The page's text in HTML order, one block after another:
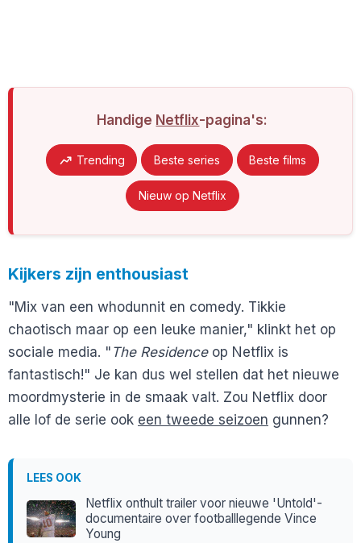
Handige Netflix-pagina's:
Trending Beste series Beste films
Nieuw op Netflix
Kijkers zijn enthousiast
"Mix van een whodunnit en comedy. Tikkie
chaotisch maar op een leuke manier," klinkt het op
sociale media. " The Residenceop Netflix is
fantastisch!" Je kan dus wel stellen dat het nieuwe
moordmysterie in de smaak valt. Zou Netflix door
alle lof de serie ook een tweede seizoen gunnen?
LEES OOK
Netflix onthult trailer voor nieuwe 'Untold'-
documentaire over footballlegende Vince
Young